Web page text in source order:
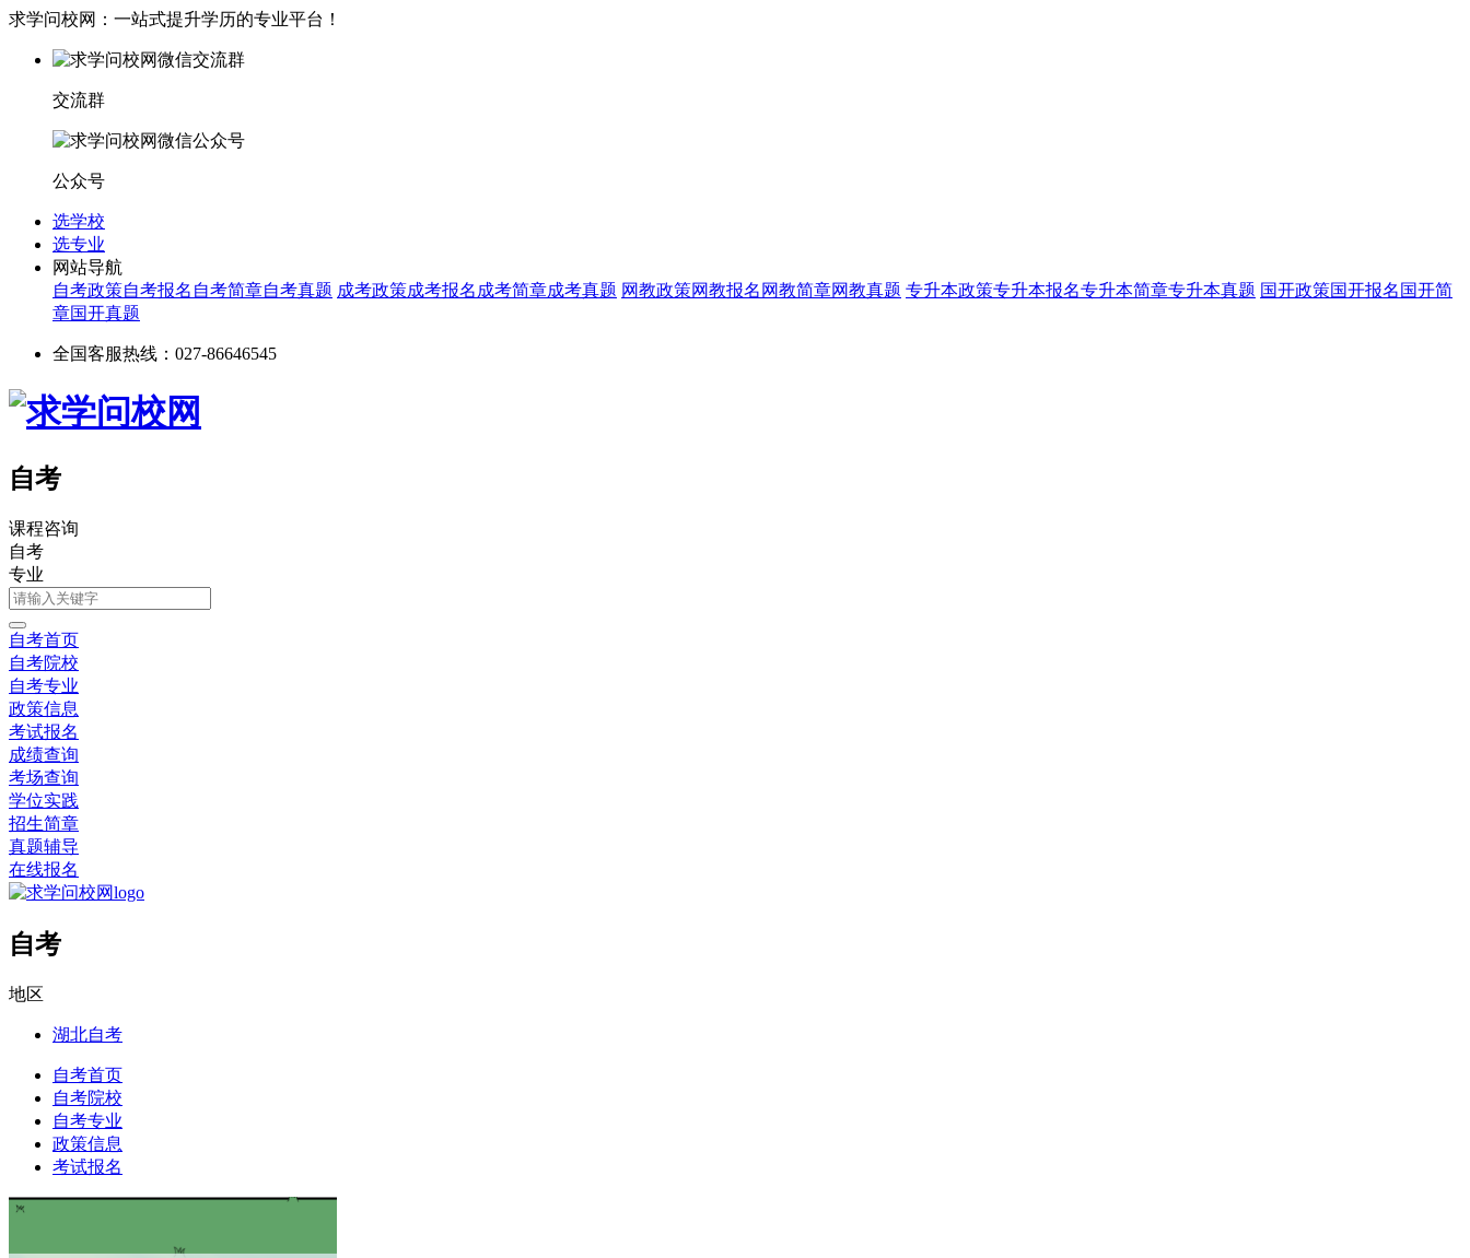
求学问校网：一站式提升学历的专业平台！
交流群
公众号
选学校
选专业
网站导航
自考政策自考报名 自考简章自考真题 成考政策成考报名 成考简章成考真题 网教政策网教报名 网教简章网教真题 专升本政策专升本报名专升本简章专升本真题 国开政策国开报名 国开简
章国开真题
全国客服热线：027-86646545
自考
课程咨询
自考
专业
自考首页
自考院校
自考专业
政策信息
考试报名
成绩查询
考场查询
学位实践
招生简章
真题辅导
在线报名
自考
地区
湖北自考
自考首页
自考院校
自考专业
政策信息
考试报名